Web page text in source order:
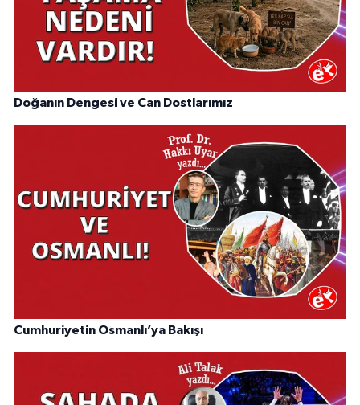
Doğanın Dengesi ve Can Dostlarımız
Cumhuriyetin Osmanlı’ya Bakışı